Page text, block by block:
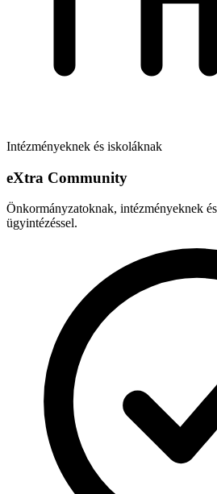
Intézményeknek és iskoláknak
eXtra Community
Önkormányzatoknak, intézményeknek
ügyintézéssel.